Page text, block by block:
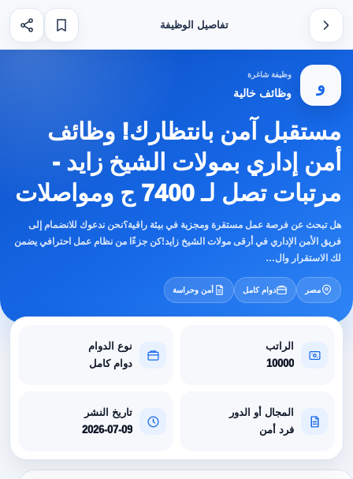
تفاصيل الوظيفة
و
وظيفة شاغرة
وظائف خالية
مستقبل آمن بانتظارك! وظائف
أمن إداري بمولات الشيخ زايد -
مرتبات تصل لـ 7400 ج ومواصلات
هل تبحث عن فرصة عمل مستقرة ومجزية في بيئة راقية؟نحن ندعوك للانضمام إلى
فريق الأمن الإداري في أرقى مولات الشيخ زايد!كن جزءًا من نظام عمل احترافي يضمن
لك الاستقرار وال…
مصر دوام كامل أمن وحراسة
الراتب
10000
نوع الدوام
دوام كامل
المجال أو الدور
فرد أمن
تاريخ النشر
2026-07-09